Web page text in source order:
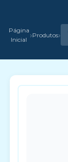
Página
Inicial ›Produtos›